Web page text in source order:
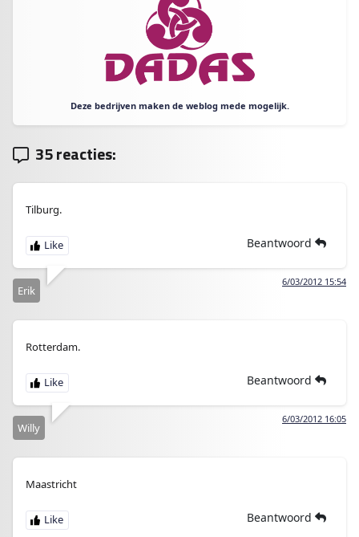
Deze bedrijven maken de weblog mede mogelijk.
35 reacties:
Tilburg.
Beantwoord
6/03/2012 15:54
Erik
Rotterdam.
Beantwoord
6/03/2012 16:05
Willy
Maastricht
Beantwoord